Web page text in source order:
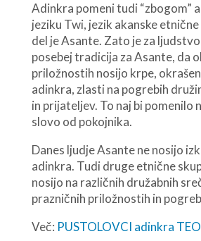
Adinkra pomeni tudi “zbogom”
jeziku Twi, jezik akanske
del je Asante. Zato je za
posebej tradicija za Asante, da
priložnostih nosijo krpe,
adinkra, zlasti na pogrebih
in prijateljev. To naj bi pomenilo
slovo od pokojnika.
Danes ljudje Asante ne nosijo
adinkra. Tudi druge etnične
nosijo na različnih družabnih
prazničnih priložnostih in
Več: PUSTOLOVCI adinkra